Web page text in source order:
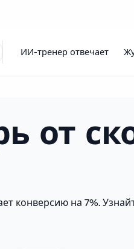
ИИ-тренер отвечает
от
конверсию на 7%.